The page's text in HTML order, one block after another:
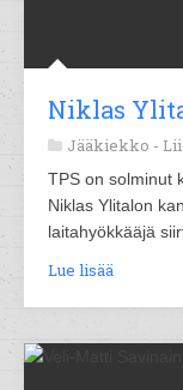
Niklas
Jääkiekko -
TPS on solminut
Niklas Ylitalon
laitahyökkääjä
Lue lisää